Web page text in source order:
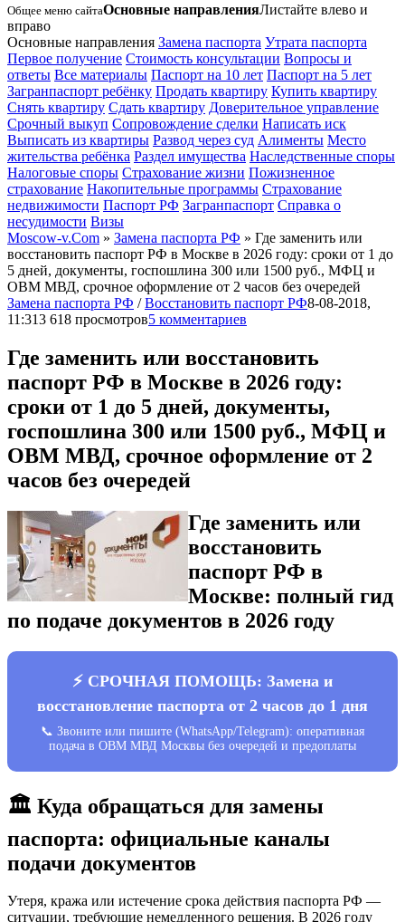
Общее меню сайтаОсновные направленияЛистайте влево и
вправо
Основные направления Замена паспорта Утрата паспорта
Первое получение Стоимость консультации Вопросы и
ответы Все материалы Паспорт на 10 лет Паспорт на 5 лет
Загранпаспорт ребёнку Продать квартиру Купить квартиру
Снять квартиру Сдать квартиру Доверительное управление
Срочный выкуп Сопровождение сделки Написать иск
Выписать из квартиры Развод через суд Алименты Место
жительства ребёнка Раздел имущества Наследственные споры
Налоговые споры Страхование жизни Пожизненное
страхование Накопительные программы Страхование
недвижимости Паспорт РФ Загранпаспорт Справка о
несудимости Визы
Moscow-v.Com » Замена паспорта РФ » Где заменить или
восстановить паспорт РФ в Москве в 2026 году: сроки от 1 до
5 дней, документы, госпошлина 300 или 1500 руб., МФЦ и
ОВМ МВД, срочное оформление от 2 часов без очередей
Замена паспорта РФ /Восстановить паспорт РФ8-08-2018,
11:313 618 просмотров5 комментариев
Где заменить или восстановить
паспорт РФ в Москве в 2026 году:
сроки от 1 до 5 дней, документы,
госпошлина 300 или 1500 руб., МФЦ и
ОВМ МВД, срочное оформление от 2
часов без очередей
Где заменить или
восстановить
паспорт РФ в
Москве: полный гид
по подаче документов в 2026 году
⚡ СРОЧНАЯ ПОМОЩЬ: Замена и
восстановление паспорта от 2 часов до 1 дня
📞 Звоните или пишите (WhatsApp/Telegram): оперативная
подача в ОВМ МВД Москвы без очередей и предоплаты
🏛️ Куда обращаться для замены
паспорта: официальные каналы
подачи документов
Утеря, кража или истечение срока действия паспорта РФ —
ситуации, требующие немедленного решения. В 2026 году